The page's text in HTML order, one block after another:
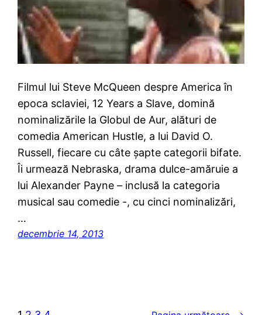
Filmul lui Steve McQueen despre America în
epoca sclaviei, 12 Years a Slave, domină
nominalizările la Globul de Aur, alături de
comedia American Hustle, a lui David O.
Russell, fiecare cu câte șapte categorii bifate.
Îi urmează Nebraska, drama dulce-amăruie a
lui Alexander Payne – inclusă la categoria
musical sau comedie -, cu cinci nominalizări,
…
decembrie 14, 2013